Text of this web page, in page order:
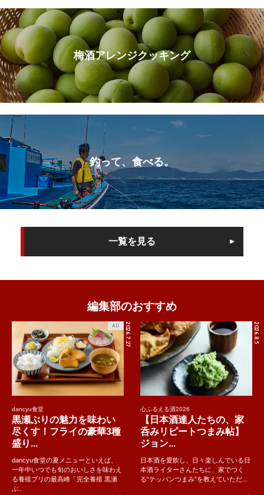
梅酒アレンジクッキング
釣って、食べる。
一覧を見る
編集部のおすすめ
2026.7.27
AD
dancyu食堂
黒瀬ぶりの魅力を味わい
尽くす！フライの豪華3種
盛り...
dancyu食堂の夏メニューといえば、
一年中いつでも旬のおいしさを味わえ
る養殖ブリの最高峰「完全養殖 黒瀬
ぶ..
2026.8.5
心ふるえる酒2026
【日本酒達人たちの、家
呑みリピートつまみ帖】
ジョン...
日本酒を愛飲し、日々楽しんでいる日
本酒ライターさんたちに、家でつく
る“テッパンつまみ”を教えていただ...